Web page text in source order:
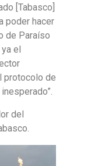
[Tabasco]
poder hacer
de Paraíso
el
protocolo de
del